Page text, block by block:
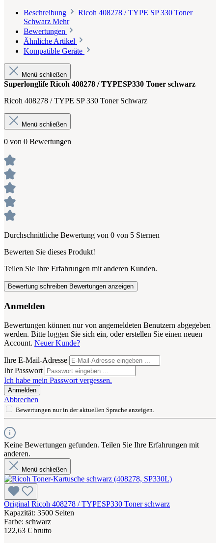
Beschreibung
Ricoh 408278 / TYPE SP 330 Toner
Schwarz Mehr
Bewertungen
Ähnliche Artikel
Kompatible Geräte
Menü schließen
Superlonglife Ricoh 408278 / TYPESP330 Toner schwarz
Ricoh 408278 / TYPE SP 330 Toner Schwarz
Menü schließen
0 von 0 Bewertungen
Durchschnittliche Bewertung von 0 von 5 Sternen
Bewerten Sie dieses Produkt!
Teilen Sie Ihre Erfahrungen mit anderen Kunden.
Bewertung schreiben Bewertungen anzeigen
Anmelden
Bewertungen können nur von angemeldeten Benutzern abgegeben
werden. Bitte loggen Sie sich ein, oder erstellen Sie einen neuen
Account. Neuer Kunde?
Ihre E-Mail-Adresse
Ihr Passwort
Ich habe mein Passwort vergessen.
Anmelden
Abbrechen
Bewertungen nur in der aktuellen Sprache anzeigen.
Keine Bewertungen gefunden. Teilen Sie Ihre Erfahrungen mit
anderen.
Menü schließen
Original Ricoh 408278 / TYPESP330 Toner schwarz
Kapazität: 3500 Seiten
Farbe: schwarz
122,63 € brutto